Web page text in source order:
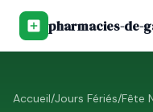
pharmacies-de-
Accueil/Jours Fériés/Fête